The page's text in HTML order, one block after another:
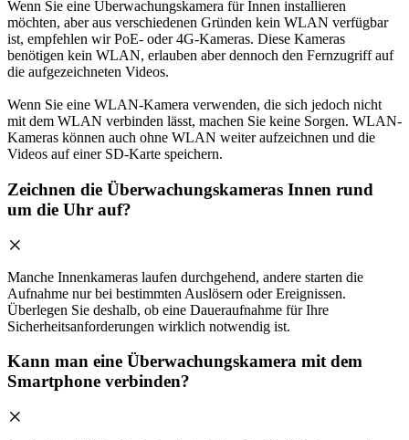
Wenn Sie eine Überwachungskamera für Innen installieren
möchten, aber aus verschiedenen Gründen kein WLAN verfügbar
ist, empfehlen wir PoE- oder 4G-Kameras. Diese Kameras
benötigen kein WLAN, erlauben aber dennoch den Fernzugriff auf
die aufgezeichneten Videos.
Wenn Sie eine WLAN-Kamera verwenden, die sich jedoch nicht
mit dem WLAN verbinden lässt, machen Sie keine Sorgen. WLAN-
Kameras können auch ohne WLAN weiter aufzeichnen und die
Videos auf einer SD-Karte speichern.
Zeichnen die Überwachungskameras Innen rund
um die Uhr auf?
Manche Innenkameras laufen durchgehend, andere starten die
Aufnahme nur bei bestimmten Auslösern oder Ereignissen.
Überlegen Sie deshalb, ob eine Daueraufnahme für Ihre
Sicherheitsanforderungen wirklich notwendig ist.
Kann man eine Überwachungskamera mit dem
Smartphone verbinden?